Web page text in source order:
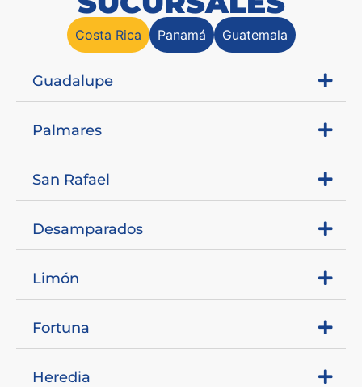
Costa Rica Panamá Guatemala
Guadalupe
Palmares
San Rafael
Desamparados
Limón
Fortuna
Heredia